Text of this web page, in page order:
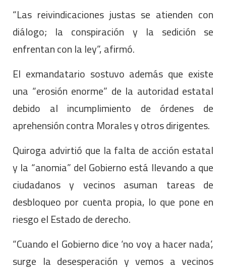
“Las reivindicaciones justas se atienden con
diálogo; la conspiración y la sedición se
enfrentan con la ley”, afirmó.
El exmandatario sostuvo además que existe
una “erosión enorme” de la autoridad estatal
debido al incumplimiento de órdenes de
aprehensión contra Morales y otros dirigentes.
Quiroga advirtió que la falta de acción estatal
y la “anomia” del Gobierno está llevando a que
ciudadanos y vecinos asuman tareas de
desbloqueo por cuenta propia, lo que pone en
riesgo el Estado de derecho.
“Cuando el Gobierno dice ‘no voy a hacer nada’,
surge la desesperación y vemos a vecinos